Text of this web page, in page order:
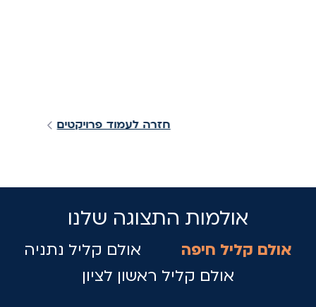
חזרה לעמוד פרויקטים
אולמות התצוגה שלנו
אולם קליל חיפה
אולם קליל נתניה
אולם קליל ראשון לציון